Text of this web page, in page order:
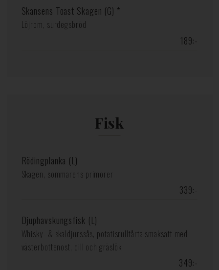
Skansens Toast Skagen (G) *
Löjrom, surdegsbröd
189:-
Fisk
Rödingplanka (L)
Skagen, sommarens primörer
339:-
Djuphavskungsfisk (L)
Whisky- & skaldjurssås, potatisrulltårta smaksatt med
västerbottenost, dill och gräslök
349:-